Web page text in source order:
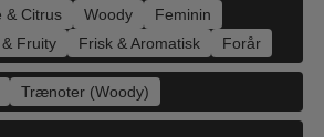
& Citrus Woody
Feminin
Fruity Frisk & Aromatisk Forår
Trænoter (Woody)